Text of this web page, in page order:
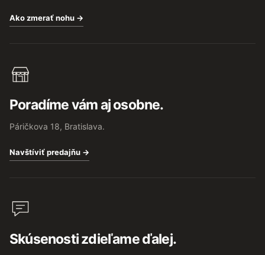
Ako zmerať nohu →
Poradíme vám aj osobne.
Páričkova 18, Bratislava.
Navštíviť predajňu →
Skúsenosti zdieľame ďalej.